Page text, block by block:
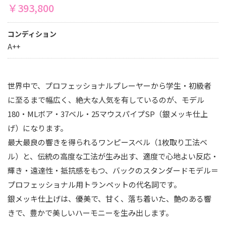
￥393,800
コンディション
A++
世界中で、プロフェッショナルプレーヤーから学生・初級者
に至るまで幅広く、絶大な人気を有しているのが、モデル
180・MLボア・37ベル・25マウスパイプSP（銀メッキ仕上
げ）になります。
最大最良の響きを得られるワンピースベル（1枚取り工法ベ
ル）と、伝統の高度な工法が生み出す、適度で心地よい反応・
輝き・遠達性・抵抗感をもつ、バックのスタンダードモデル＝
プロフェッショナル用トランペットの代名詞です。
銀メッキ仕上げは、優美で、甘く、落ち着いた、艶のある響
きで、豊かで美しいハーモニーを生み出します。